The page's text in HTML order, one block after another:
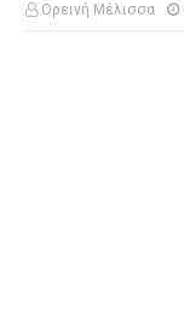
Ορεινή Μέλισσα